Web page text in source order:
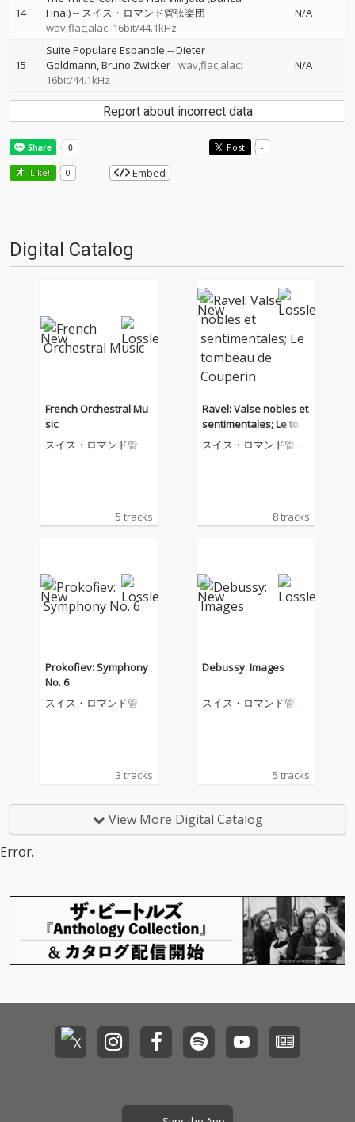
14
Final)-- スイス・ロマンド管弦楽団
wav,flac,alac: 16bit/44.1kHz
N/A
15
Suite Populare Espanole --Dieter
Goldmann Bruno Zwicker wav,flac,alac:
16bit/44.1kHz
N/A
Report about incorrect data
Post -
Like! 0 Embed
Digital Catalog
French Orchestral Mu
sic
スイス・ロマンド管弦
5 tracks
Ravel: Valse nobles et
sentimentales; Le tom
beau de Couperin
スイス・ロマンド管弦
8 tracks
Prokofiev: Symphony
No. 6
スイス・ロマンド管弦
3 tracks
Debussy: Images
スイス・ロマンド管弦
5 tracks
View More Digital Catalog
Error.